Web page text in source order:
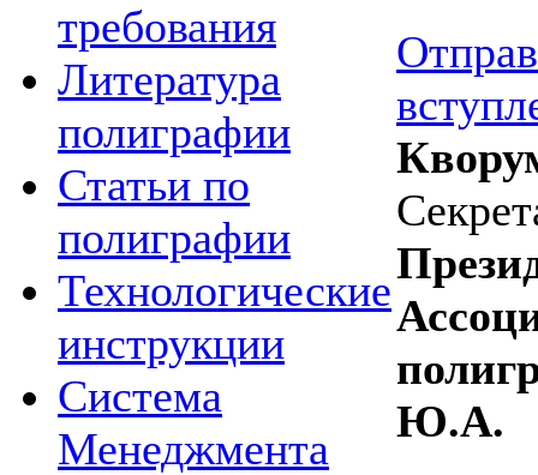
требования
Литература
полиграфии
Статьи по
полиграфии
Технологические
инструкции
Система
Менеджмента
Ю.А.